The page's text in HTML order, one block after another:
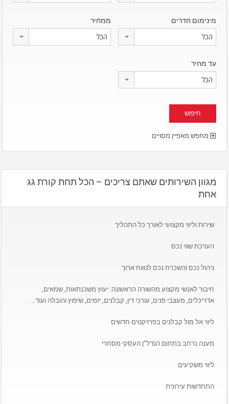
מינימום חדרים
הכל
ממחיר
הכל
עד מחיר
הכל
מחפש מאפיין מסויים
מגוון השירותים שאתם צריכים – הכל תחת קורת גג
אחת
שירות וליווי מקצועי לאורך כל התהליך
הערכת שווי נכס
ניהול נכס והשכרת נכס לטווח ארוך
חיבור לאנשי מקצוע מהשורה הראשונה: יעוץ משכנתאות, שמאים,
אדריכלים, מעצבי פנים, עורכי דין, קבלנים, יזמים, שיפוץ והובלה ועוד…
ליווי אל מול קבלנים בפרויקטים חדשים
מענה נרחב בתחום הנדל”ן העסקי מסחרי
ליווי משקיעים
התחדשות עירונית